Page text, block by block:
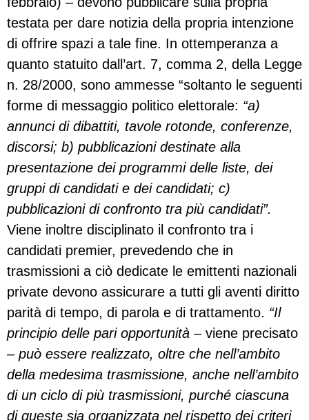
testata per dare notizia della propria intenzione
di offrire spazi a tale fine. In ottemperanza a
quanto statuito dall’art. 7, comma 2, della Legge
n. 28/2000, sono ammesse “soltanto le seguenti
forme di messaggio politico elettorale: “a)
annunci di dibattiti, tavole rotonde, conferenze,
discorsi; b) pubblicazioni destinate alla
presentazione dei programmi delle liste, dei
gruppi di candidati e dei candidati; c)
pubblicazioni di confronto tra più candidati”.
Viene inoltre disciplinato il confronto tra i
candidati premier, prevedendo che in
trasmissioni a ciò dedicate le emittenti nazionali
private devono assicurare a tutti gli aventi diritto
parità di tempo, di parola e di trattamento. “Il
principio delle pari opportunità – viene precisato
– può essere realizzato, oltre che nell’ambito
della medesima trasmissione, anche nell’ambito
di un ciclo di più trasmissioni, purché ciascuna
di queste sia organizzata nel rispetto dei criteri